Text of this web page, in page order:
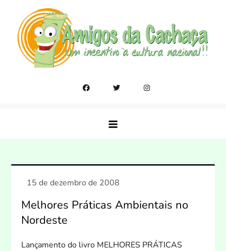
content
Melhores Práticas Ambientais no
Nordeste
Lançamento do livro MELHORES PRÁTICAS